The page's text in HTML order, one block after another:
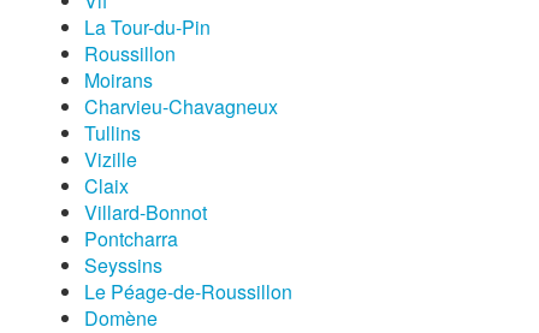
La Tour-du-Pin
Roussillon
Moirans
Charvieu-Chavagneux
Tullins
Vizille
Claix
Villard-Bonnot
Pontcharra
Seyssins
Le Péage-de-Roussillon
Domène